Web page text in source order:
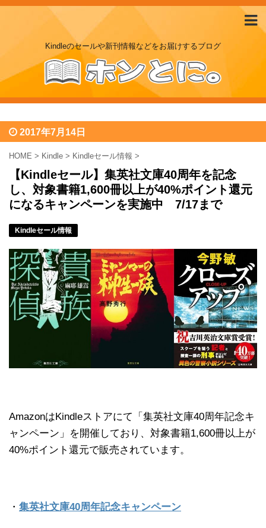
Kindleのセールや新刊情報などをお届けするブログ
2017年7月14日
HOME > Kindle > Kindleセール情報 >
【Kindleセール】集英社文庫40周年を記念
し、対象書籍1,600冊以上が40%ポイント還元
になるキャンペーンを実施中 7/17まで
Kindleセール情報
AmazonはKindleストアにて「集英社文庫40周年記念キ
ャンペーン」を開催しており、対象書籍1,600冊以上が
40%ポイント還元で販売されています。
・ 集英社文庫40周年記念キャンペーン